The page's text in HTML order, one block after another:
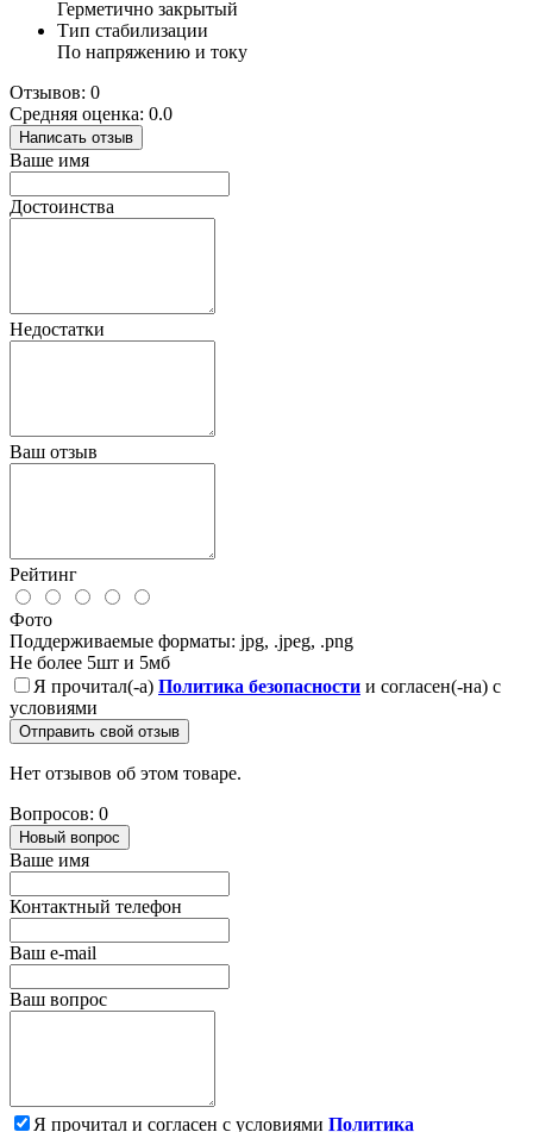
Герметично закрытый
Тип стабилизации
По напряжению и току
Отзывов: 0
Средняя оценка: 0.0
Написать отзыв
Ваше имя
Достоинства
Недостатки
Ваш отзыв
Рейтинг
Фото
Поддерживаемые форматы: jpg, .jpeg, .png
Не более 5шт и 5мб
Я прочитал(-а) Политика безопасности и согласен(-на) с
условиями
Отправить свой отзыв
Нет отзывов об этом товаре.
Вопросов: 0
Новый вопрос
Ваше имя
Контактный телефон
Ваш e-mail
Ваш вопрос
Я прочитал и согласен с условиями Политика